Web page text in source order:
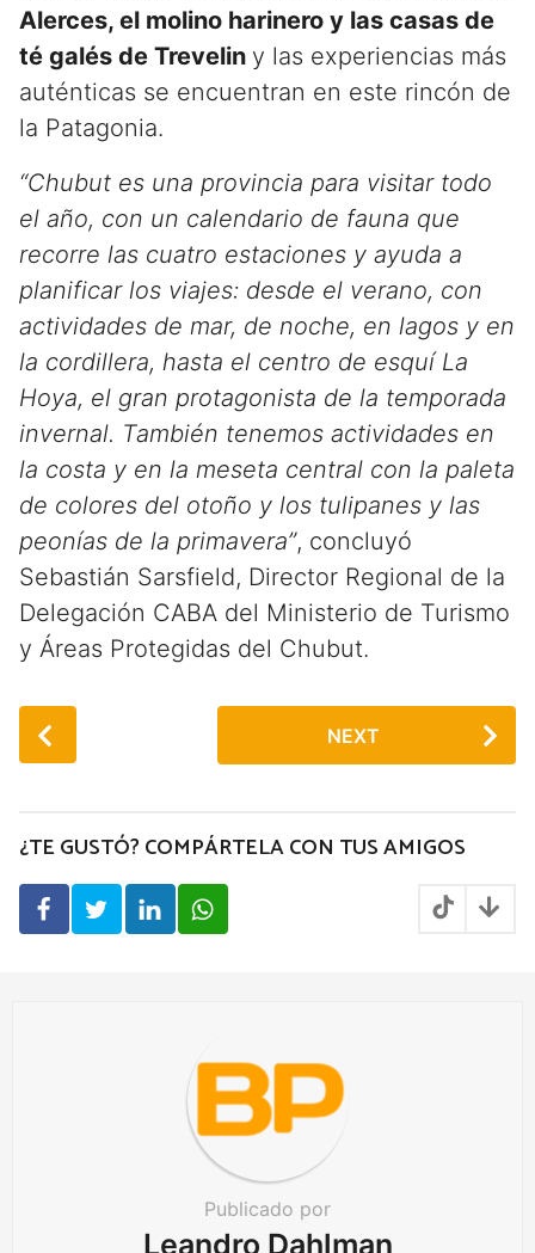
Alerces, el molino harinero y las casas de
té galés de Trevelin y las experiencias más
auténticas se encuentran en este rincón de
la Patagonia.
“Chubut es una provincia para visitar todo
el año, con un calendario de fauna que
recorre las cuatro estaciones y ayuda a
planificar los viajes: desde el verano, con
actividades de mar, de noche, en lagos y en
la cordillera, hasta el centro de esquí La
Hoya, el gran protagonista de la temporada
invernal. También tenemos actividades en
la costa y en la meseta central con la paleta
de colores del otoño y los tulipanes y las
peonías de la primavera”, concluyó
Sebastián Sarsfield, Director Regional de la
Delegación CABA del Ministerio de Turismo
y Áreas Protegidas del Chubut.
P
o
P
a
i
NEXT
¿TE GUSTÓ? COMPÁRTELA CON TUS AMIGOS
Publicado por
Leandro Dahlman